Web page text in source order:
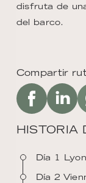
Compartir
HISTORIA
Día 1
Día 2
disfruta de
del barco.